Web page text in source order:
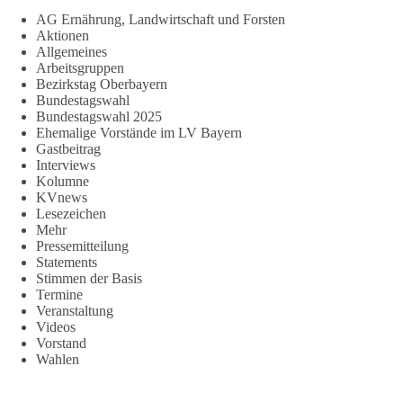
AG Ernährung, Landwirtschaft und Forsten
Aktionen
Allgemeines
Arbeitsgruppen
Bezirkstag Oberbayern
Bundestagswahl
Bundestagswahl 2025
Ehemalige Vorstände im LV Bayern
Gastbeitrag
Interviews
Kolumne
KVnews
Lesezeichen
Mehr
Pressemitteilung
Statements
Stimmen der Basis
Termine
Veranstaltung
Videos
Vorstand
Wahlen